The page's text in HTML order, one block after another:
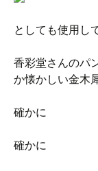
としても使用し
香彩堂さんのパ
か懐かしい金木
確かに
確かに